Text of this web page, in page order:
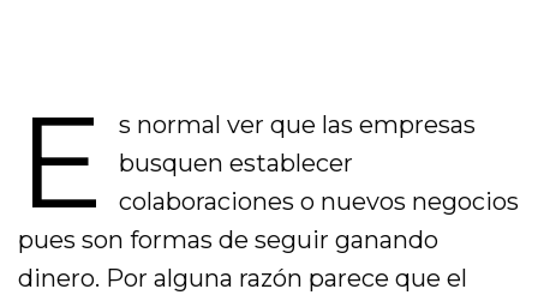
E
s normal ver que las empresas
busquen establecer
colaboraciones o nuevos negocios
pues son formas de seguir ganando
dinero. Por alguna razón parece que el